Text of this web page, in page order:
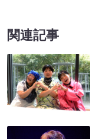
関連記事